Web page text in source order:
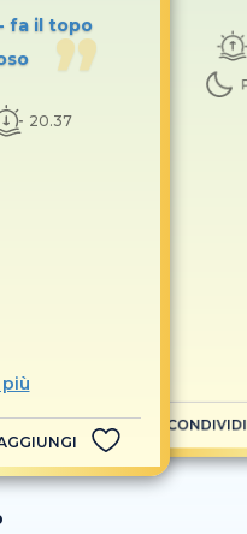
fa il topo
20.37
CONDIVIDI